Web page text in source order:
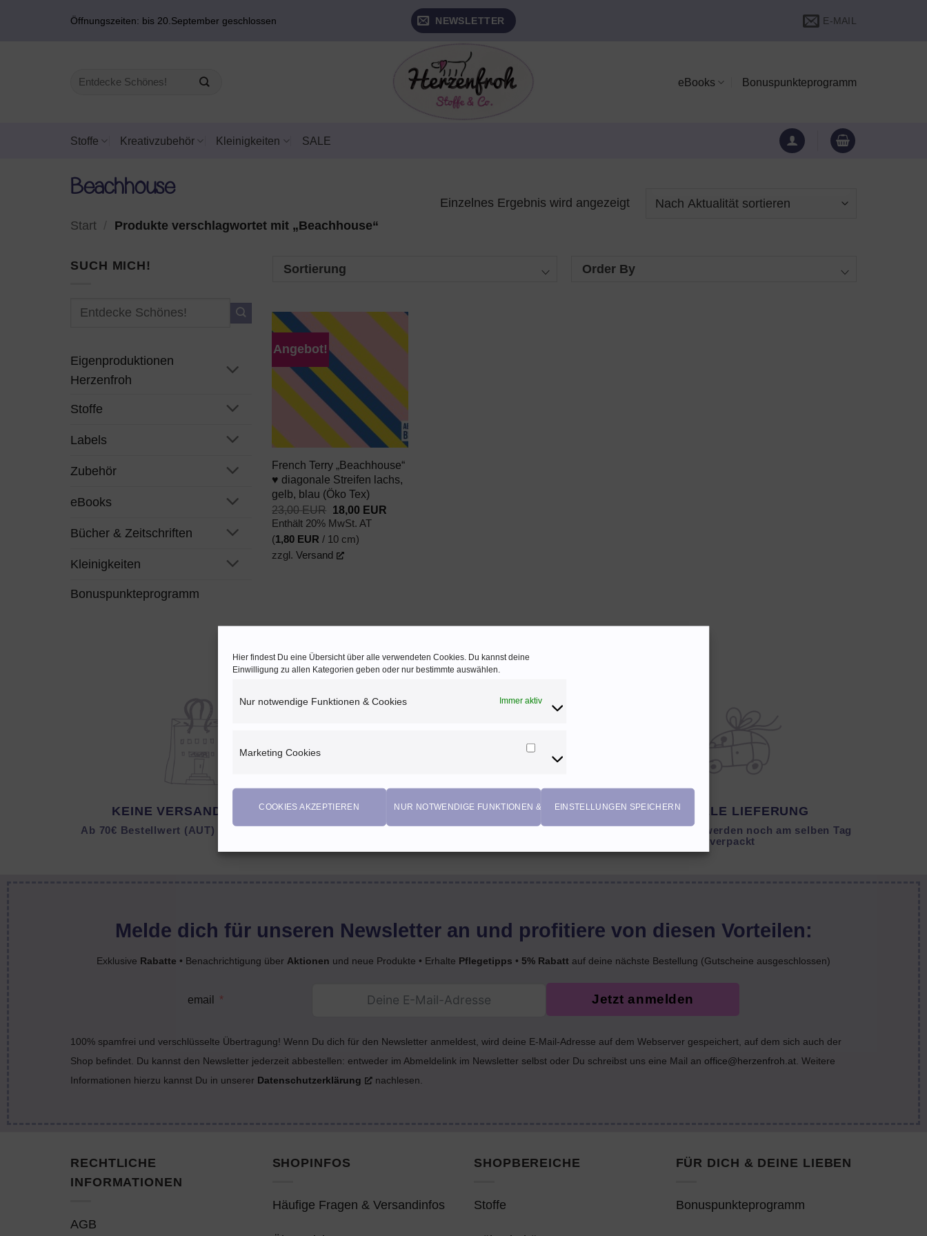
Hier findest Du eine Übersicht über alle verwendeten Cookies. Du kannst deine
Einwilligung zu allen Kategorien geben oder nur bestimmte auswählen.
Nur notwendige Funktionen & Cookies Immer aktiv
Marketing Cookies
Marketing
COOKIES AKZEPTIEREN NUR NOTWENDIGE FUNKTIONEN & COOKIESEINSTELLUNGEN SPEICHERN
Öffnungszeiten: bis 20.September geschlossen NEWSLETTER E-MAIL
Suchen
eBooks Bonuspunkteprogramm
Stoffe Kreativzubehör Kleinigkeiten SALE
Beachhouse
Start Produkte verschlagwortet mit „Beachhouse“
Einzelnes Ergebnis wird angezeigt
SUCH MICH!
Suchen
Eigenproduktionen
Herzenfroh
Stoffe
Labels
Zubehör
eBooks
Bücher & Zeitschriften
Kleinigkeiten
Bonuspunkteprogramm
Sortierung Order By
Angebot!
AUF DEN
WUNSCHZETTEL
French Terry „Beachhouse“
♥ diagonale Streifen lachs,
gelb, blau (Öko Tex)
23,00EUR Ursprünglicher
Preis
war:
23,00 EUR
18,00 EUR
Enthält 20% MwSt. AT
(1,80 EUR / 10 cm)
zzgl.Versand
KEINE VERSANDKOSTEN
Ab 70€ Bestellwert (AUT) bzw. 150 € (DEU)
EIGENPRODUKTIONEN
Einzigartige Stoffdesigns von Herzenfroh
SCHNELLE LIEFERUNG
Lagernde Artikel werden noch am selben Tag
verpackt
Melde dich für unseren Newsletter an und profitiere von diesen Vorteilen:
Exklusive Rabatte • Benachrichtigung über Aktionen und neue Produkte • Erhalte Pflegetipps • 5% Rabatt auf deine nächste Bestellung (Gutscheine ausgeschlossen)
email Jetzt anmelden
100% spamfrei und verschlüsselte Übertragung! Wenn Du dich für den Newsletter anmeldest, wird deine E-Mail-Adresse auf dem Webserver gespeichert, auf dem sich auch der
Shop befindet. Du kannst den Newsletter jederzeit abbestellen: entweder im Abmeldelink im Newsletter selbst oder Du schreibst uns eine Mail an office@herzenfroh.at . Weitere
Informationen hierzu kannst Du in unserer Datenschutzerklärung nachlesen.
RECHTLICHE
INFORMATIONEN
AGB
SHOPINFOS
Häufige Fragen & Versandinfos
SHOPBEREICHE
Stoffe
FÜR DICH & DEINE LIEBEN
Bonuspunkteprogramm